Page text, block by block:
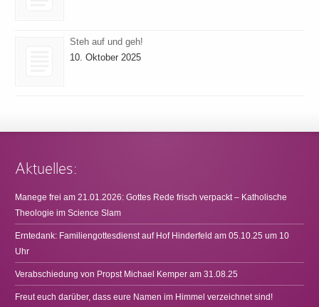
Steh auf und geh!
10. Oktober 2025
Aktuelles:
Manege frei am 21.01.2026: Gottes Rede frisch verpackt – Katholische
Theologie im Science Slam
Erntedank: Familiengottesdienst auf Hof Hinderfeld am 05.10.25 um 10
Uhr
Verabschiedung von Propst Michael Kemper am 31.08.25
Freut euch darüber, dass eure Namen im Himmel verzeichnet sind!